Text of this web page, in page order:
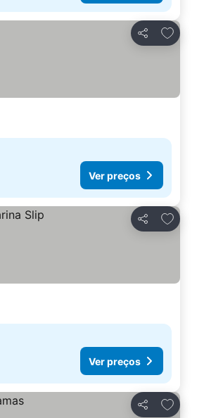
Partilhar
Adicionar
Ver preços
Partilhar
Adicionar
Ver preços
Partilhar
Adicionar